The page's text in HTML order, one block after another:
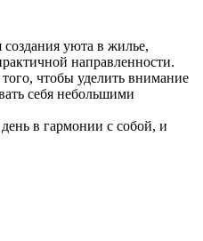
создания уюта в жилье,
направленности.
чтобы уделить внимание
себя небольшими
в гармонии с собой, и